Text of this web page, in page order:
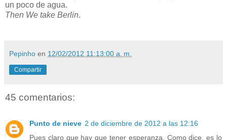
un poco de agua.
Then We take Berlin.
Pepinho en 12/02/2012 11:13:00 a. m.
Compartir
45 comentarios:
Punto de nieve 2 de diciembre de 2012 a las 12:16
Pues claro que hay que tener esperanza. Como dice, es lo